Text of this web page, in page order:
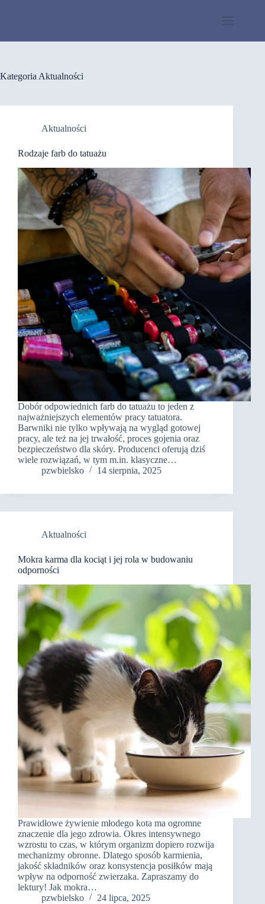
Kategoria Aktualności
Aktualności
Rodzaje farb do tatuażu
Dobór odpowiednich farb do tatuażu to jeden z
najważniejszych elementów pracy tatuatora.
Barwniki nie tylko wpływają na wygląd gotowej
pracy, ale też na jej trwałość, proces gojenia oraz
bezpieczeństwo dla skóry. Producenci oferują dziś
wiele rozwiązań, w tym m.in. klasyczne…
pzwbielsko
14 sierpnia, 2025
Aktualności
Mokra karma dla kociąt i jej rola w budowaniu
odporności
Prawidłowe żywienie młodego kota ma ogromne
znaczenie dla jego zdrowia. Okres intensywnego
wzrostu to czas, w którym organizm dopiero rozwija
mechanizmy obronne. Dlatego sposób karmienia,
jakość składników oraz konsystencja posiłków mają
wpływ na odporność zwierzaka. Zapraszamy do
lektury! Jak mokra…
pzwbielsko
24 lipca, 2025